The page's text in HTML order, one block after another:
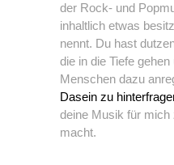
der Rock- und
inhaltlich etwas
nennt. Du hast
die in die Tiefe
Menschen dazu
Dasein zu
deine Musik für
macht.